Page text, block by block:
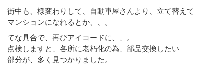
街中も、様変わりして、自動車屋さんより、立て替えて
マンションになれるとか、、。
てな具合で、再びアイコードに、、。
点検しますと、各所に老朽化の為、部品交換したい
部分が、多く見つかりました。